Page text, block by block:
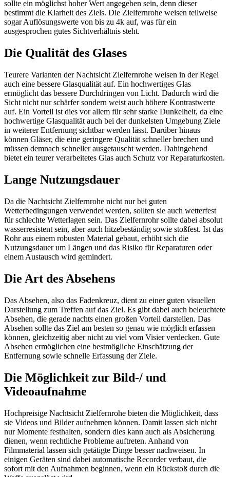
sollte ein möglichst hoher Wert angegeben sein, denn dieser
bestimmt die Klarheit des Ziels. Die Zielfernrohe weisen teilweise
sogar Auflösungswerte von bis zu 4k auf, was für ein
ausgesprochen gutes Sichtverhältnis steht.
Die Qualität des Glases
Teurere Varianten der Nachtsicht Zielfernrohe weisen in der Regel
auch eine bessere Glasqualität auf. Ein hochwertiges Glas
ermöglicht das bessere Durchdringen von Licht. Dadurch wird die
Sicht nicht nur schärfer sondern weist auch höhere Kontrastwerte
auf. Ein Vorteil ist dies vor allem für sehr starke Dunkelheit, da eine
hochwertige Glasqualität auch bei der dunkelsten Umgebung Ziele
in weiterer Entfernung sichtbar werden lässt. Darüber hinaus
können Gläser, die eine geringere Qualität schneller brechen und
müssen demnach schneller ausgetauscht werden. Dahingehend
bietet ein teurer verarbeitetes Glas auch Schutz vor Reparaturkosten.
Lange Nutzungsdauer
Da die Nachtsicht Zielfernrohe nicht nur bei guten
Wetterbedingungen verwendet werden, sollten sie auch wetterfest
für schlechte Wetterlagen sein. Das Zielfernrohr sollte dabei absolut
wasserresistent sein, aber auch hitzebeständig sowie stoßfest. Ist das
Rohr aus einem robusten Material gebaut, erhöht sich die
Nutzungsdauer um Längen und das Risiko für Reparaturen oder
einem Austausch wird gemindert.
Die Art des Absehens
Das Absehen, also das Fadenkreuz, dient zu einer guten visuellen
Darstellung zum Treffen auf das Ziel. Es gibt dabei auch beleuchtete
Absehen, die gerade nachts einen großen Vorteil darstellen. Das
Absehen sollte das Ziel am besten so genau wie möglich erfassen
können, gleichzeitig aber nicht zu viel vom Visier verdecken. Gute
Absehen ermöglichen eine bestmögliche Einschätzung der
Entfernung sowie schnelle Erfassung der Ziele.
Die Möglichkeit zur Bild-/ und
Videoaufnahme
Hochpreisige Nachtsicht Zielfernrohe bieten die Möglichkeit, dass
sie Videos und Bilder aufnehmen können. Damit lassen sich nicht
nur Momente festhalten, sondern dies kann auch als Absicherung
dienen, wenn rechtliche Probleme auftreten. Anhand von
Filmmaterial lassen sich getätigte Dinge besser nachweisen. In
einigen Geräten sind dabei automatische Recorder verbaut, die
sofort mit den Aufnahmen beginnen, wenn ein Rückstoß durch die